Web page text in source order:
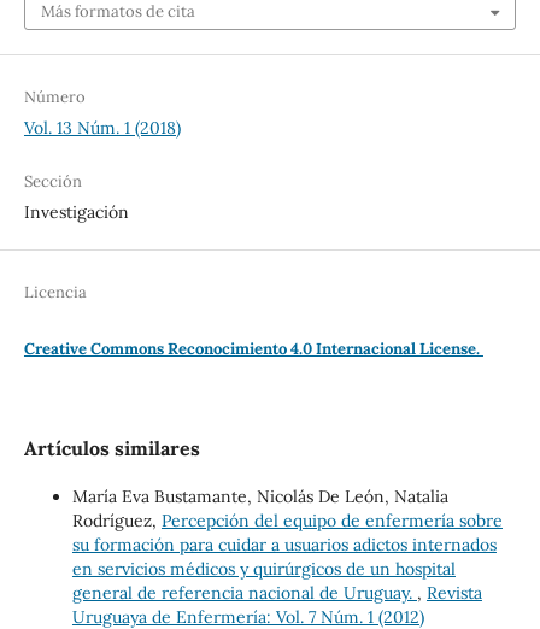
Más formatos de cita
Número
Vol. 13 Núm. 1 (2018)
Sección
Investigación
Licencia
Creative Commons Reconocimiento 4.0 Internacional License.
Artículos similares
María Eva Bustamante, Nicolás De León, Natalia
Rodríguez, Percepción del equipo de enfermería sobre
su formación para cuidar a usuarios adictos internados
en servicios médicos y quirúrgicos de un hospital
general de referencia nacional de Uruguay. , Revista
Uruguaya de Enfermería: Vol. 7 Núm. 1 (2012)